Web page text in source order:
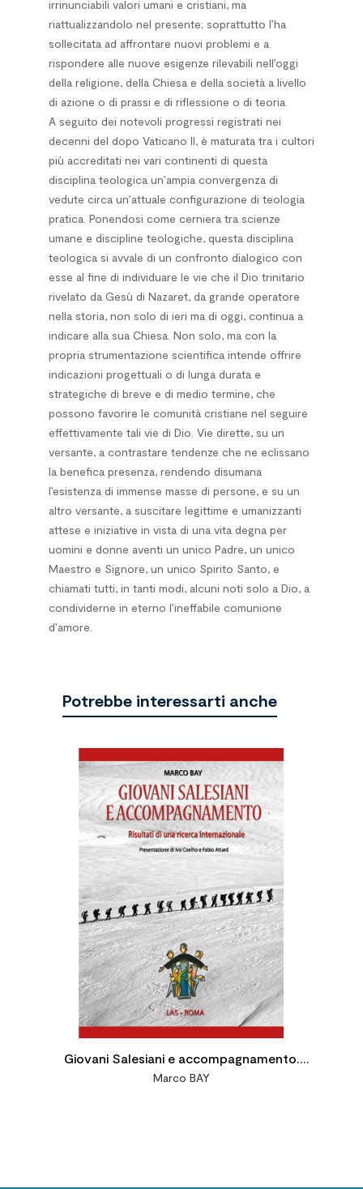
irrinunciabili valori umani e cristiani, ma
riattualizzandolo nel presente; soprattutto l’ha
sollecitata ad affrontare nuovi problemi e a
rispondere alle nuove esigenze rilevabili nel­l’oggi
del­la religione, del­la Chiesa e del­la società a livel­lo
di azione o di prassi e di riflessione o di teoria.
A seguito dei notevoli progressi registrati nei
decenni del dopo Vaticano II, è maturata tra i cultori
più accreditati nei vari continenti di questa
disciplina teologica un’ampia convergenza di
vedute circa un’attuale configurazione di teologia
pratica. Ponendosi come cerniera tra scienze
umane e discipline teologiche, questa disciplina
teologica si avvale di un confronto dialogico con
esse al fine di individuare le vie che il Dio trinitario
rivelato da Gesù di Nazaret, da grande operatore
nella storia, non solo di ieri ma di oggi, continua a
indicare alla sua Chiesa. Non solo, ma con la
propria strumentazione scientifica intende offrire
indicazioni progettuali o di lunga durata e
strategiche di breve e di medio termine, che
possono favorire le comunità cristiane nel seguire
effettivamente tali vie di Dio. Vie dirette, su un
versante, a contrastare tendenze che ne eclissano
la benefica presenza, rendendo disumana
l’esistenza di immense masse di persone, e su un
altro versante, a suscitare legittime e umanizzanti
attese e iniziative in vista di una vita degna per
uomini e donne aventi un unico Padre, un unico
Maestro e Signore, un unico Spirito Santo, e
chiamati tutti, in tanti modi, alcuni noti solo a Dio, a
condividerne in eterno l’ineffabile comunione
d’amore.
Potrebbe interessarti anche
Giovani Salesiani e accompagnamento.
Risultati di una ricerca internazionale
Marco BAY